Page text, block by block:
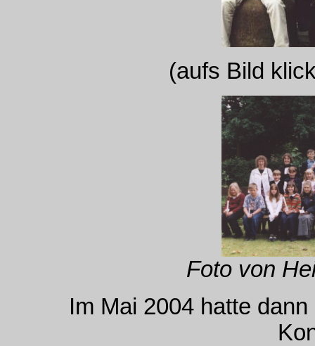
(aufs Bild
Foto von
Im Mai 2004 hatte